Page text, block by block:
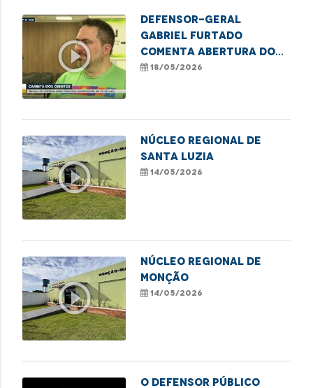
play_circle_outline
Defensor-geral
Gabriel Furtado
comenta abertura do
MaraDefs 2026 com
18/05/2026
play_circle_outline
NÚCLEO REGIONAL DE
SANTA LUZIA
14/05/2026
play_circle_outline
NÚCLEO REGIONAL DE
MONÇÃO
14/05/2026
O defensor público